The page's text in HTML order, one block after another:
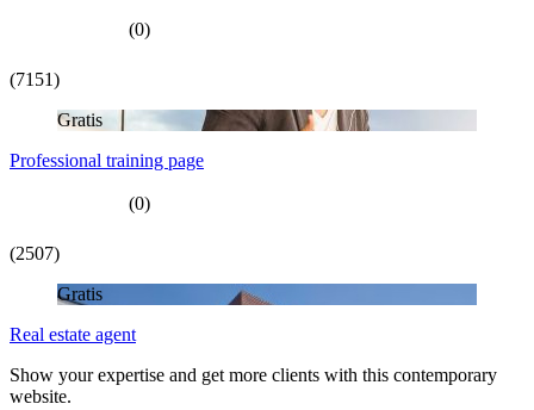
(0)
(7151)
Gratis
Professional training page
(0)
(2507)
Gratis
Real estate agent
Show your expertise and get more clients with this contemporary
website.